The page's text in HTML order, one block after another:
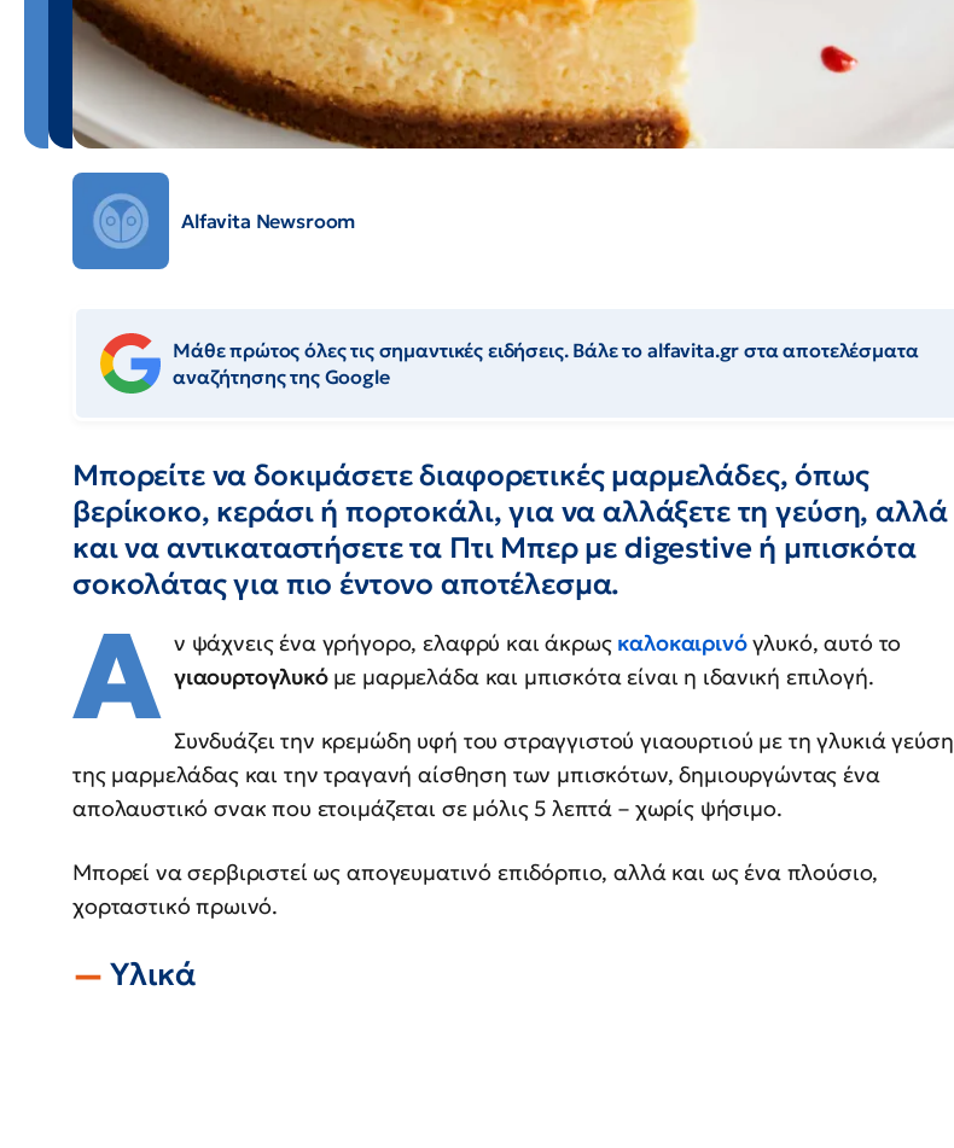
Alfavita Newsroom
Μάθε πρώτος όλες τις σημαντικές ειδήσεις. Βάλε το alfavita.gr στα αποτελέσματα
αναζήτησης της Google
Μπορείτε να δοκιμάσετε διαφορετικές μαρμελάδες, όπως
βερίκοκο, κεράσι ή πορτοκάλι, για να αλλάξετε τη γεύση, αλλά
και να αντικαταστήσετε τα Πτι Μπερ με digestive ή μπισκότα
σοκολάτας για πιο έντονο αποτέλεσμα.
Α ν ψάχνεις ένα γρήγορο, ελαφρύ και άκρως καλοκαιρινόγλυκό, αυτό το
γιαουρτογλυκό με μαρμελάδα και μπισκότα είναι η ιδανική επιλογή.
Συνδυάζει την κρεμώδη υφή του στραγγιστού γιαουρτιού με τη γλυκιά γεύση
της μαρμελάδας και την τραγανή αίσθηση των μπισκότων, δημιουργώντας ένα
απολαυστικό σνακ που ετοιμάζεται σε μόλις 5 λεπτά – χωρίς ψήσιμο.
Μπορεί να σερβιριστεί ως απογευματινό επιδόρπιο, αλλά και ως ένα πλούσιο,
χορταστικό πρωινό.
Υλικά